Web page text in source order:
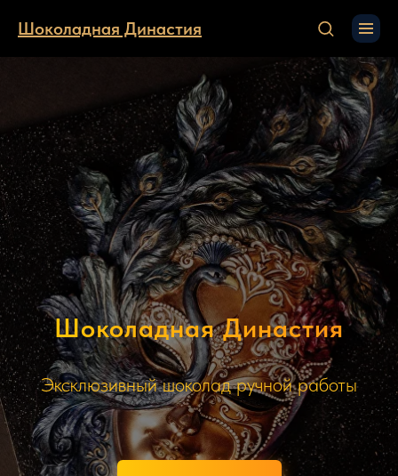
Шоколадная Династия
Шоколадная Династия
Эксклюзивный шоколад ручной работы